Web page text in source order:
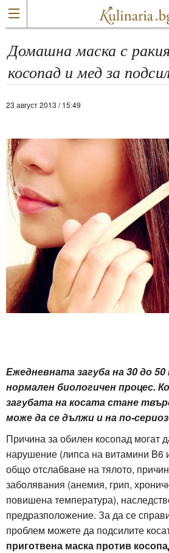
Домашна маска с
косопад и мед за
23 август 2013 / 15:49
Ежедневната загуба на 30 до
нормален биологичен процес.
загубата на косата стане
може да се дължи и на по-
Причина за обилен косопад могат
нарушение (липса на витамини B6
общо отслабване на тялото,
заболявания (анемия, грип,
повишена температура),
предразположение. За да се
проблем можете да подсилите
приготвена маска против